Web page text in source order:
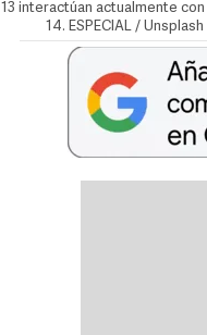
13 interactúan actualmente
14. ESPECIAL /